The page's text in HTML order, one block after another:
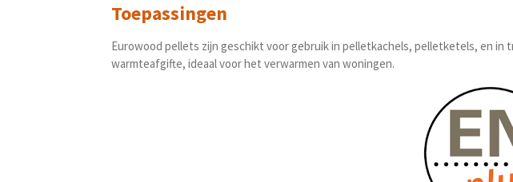
Toepassingen
Eurowood pellets zijn geschikt voor gebruik in pelletkachels, pelletketels, en
warmteafgifte, ideaal voor het verwarmen van woningen.